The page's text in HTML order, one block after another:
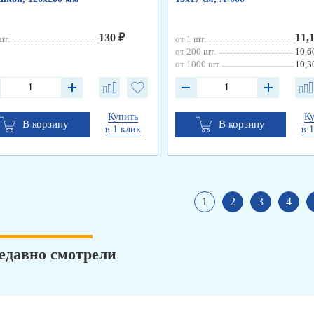
130 ₽
В корзину
Купить
в 1 клик
от 1 шт.
от 200 шт.
от 1000 шт.
В корзину
в
1 2 3 4
смотрели